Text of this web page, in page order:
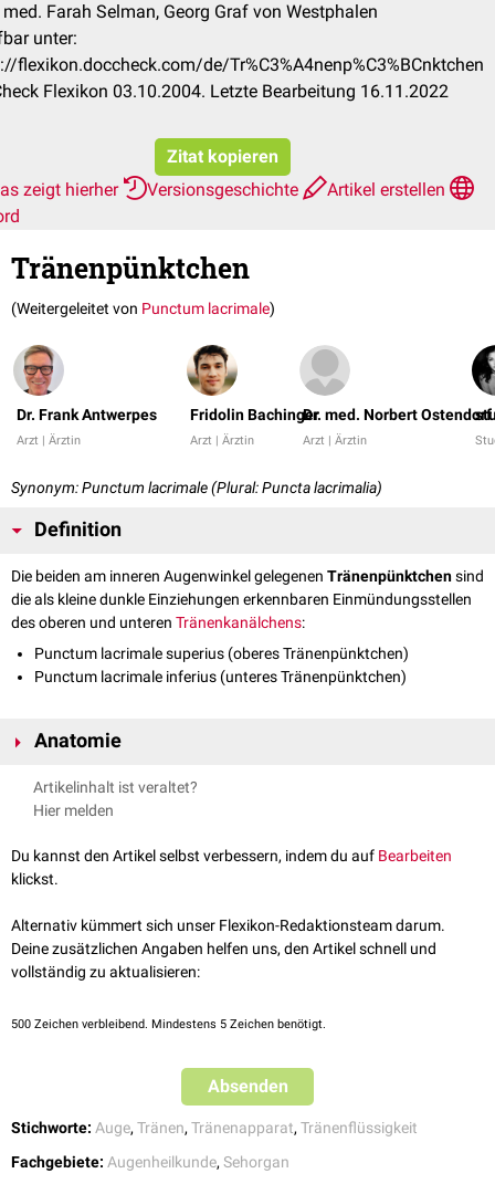
Farah Selman, Georg Graf von Westphalen
unter:
flexikon.doccheck.com/de/Tr%C3%A4nenp%C3%BCnktchen
Flexikon 03.10.2004. Letzte Bearbeitung 16.11.2022
Zitat kopieren
zeigt hierher
Versionsgeschichte
Artikel erstellen
Tränenpünktchen
(Weitergeleitet von Punctum lacrimale)
Dr. Frank Antwerpes
Arzt | Ärztin
Fridolin Bachinger
Arzt | Ärztin
Dr. med. Norbert Ostendorf
Arzt | Ärztin
Synonym: Punctum lacrimale (Plural: Puncta lacrimalia)
Definition
Die beiden am inneren Augenwinkel gelegenen Tränenpünktchensind
die als kleine dunkle Einziehungen erkennbaren Einmündungsstellen
des oberen und unteren Tränenkanälchens:
Punctum lacrimale superius (oberes Tränenpünktchen)
Punctum lacrimale inferius (unteres Tränenpünktchen)
Anatomie
Die Tränenkanälchen haben einen Durchmesser von ungefähr 0,5 bis 1,5
mm. Ein Ring aus
der
Tränenflüssigkeit . Ihre Mündung ist in der Regel demBulbus
zugewandt. Das obere Tränenpünktchen liegt etwas weiter
Artikelinhalt ist veraltet?
Hier melden
Du kannst den Artikel selbst verbessern, indem du auf Bearbeiten
klickst.
Alternativ kümmert sich unser Flexikon-Redaktionsteam darum.
Deine zusätzlichen Angaben helfen uns, den Artikel schnell und
vollständig zu aktualisieren:
500 Zeichen verbleibend. Mindestens 5 Zeichen benötigt.
Absenden
Stichworte: Auge, Tränen, Tränenapparat, Tränenflüssigkeit
Fachgebiete: Augenheilkunde, Sehorgan